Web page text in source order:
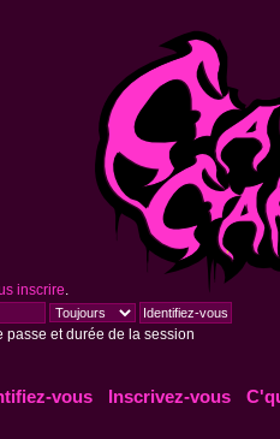
inscrire
passe et durée de la session
vous Inscrivez-vous